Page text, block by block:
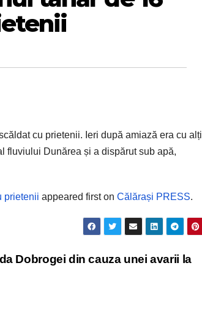
cu prietenii. Ieri după amiază era cu alți
fluviului Dunărea și a dispărut sub apă,
prietenii appeared first on Călărași PRESS.
Dobrogei din cauza unei avarii la